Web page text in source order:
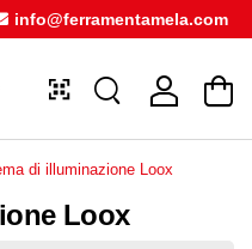
info@ferramentamela.com
di illuminazione Loox
Loox